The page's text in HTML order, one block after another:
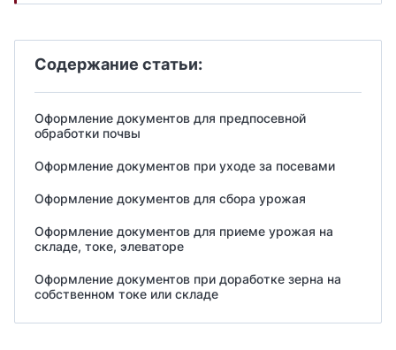
Содержание статьи:
Оформление документов для предпосевной
обработки почвы
Оформление документов при уходе за посевами
Оформление документов для сбора урожая
Оформление документов для приеме урожая на
складе, токе, элеваторе
Оформление документов при доработке зерна на
собственном токе или складе